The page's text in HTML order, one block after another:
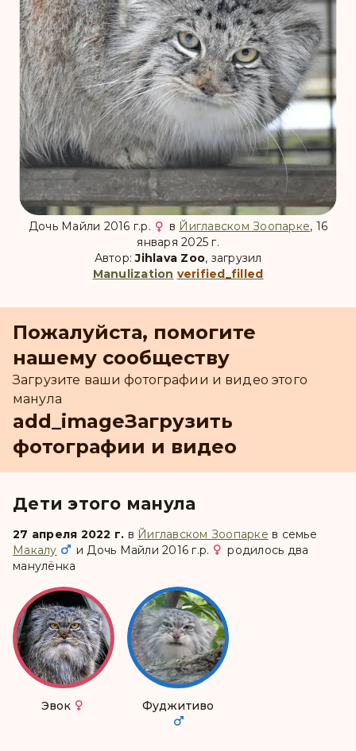
Дочь Майли 2016 г.р. в Йиглавском Зоопарке, 16
января 2025 г.
Автор:Jihlava Zoo, загрузил
Manulization verified_filled
Пожалуйста, помогите
нашему сообществу
Загрузите ваши фотографии и видео этого
манула
add_imageЗагрузить
фотографии и видео
Дети этого манула
27 апреля 2022 г. в Йиглавском Зоопарке в семье
Макалу
и Дочь Майли 2016 г.р.
родилось два
манулёнка
Эвок Фуджитиво